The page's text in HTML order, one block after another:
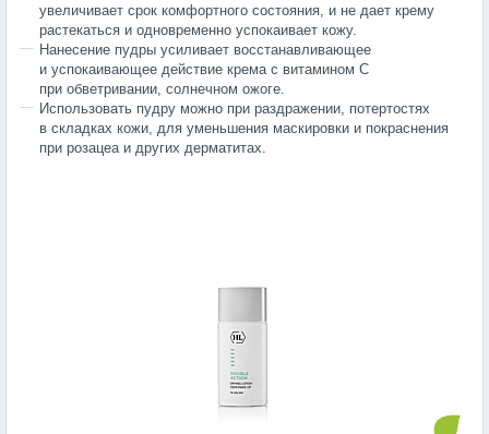
увеличивает срок комфортного состояния, и не дает крему
растекаться и одновременно успокаивает кожу.
Нанесение пудры усиливает восстанавливающее
и успокаивающее действие крема с витамином С
при обветривании, солнечном ожоге.
Использовать пудру можно при раздражении, потертостях
в складках кожи, для уменьшения маскировки и покраснения
при розацеа и других дерматитах.